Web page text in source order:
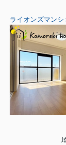
ライオンズマン